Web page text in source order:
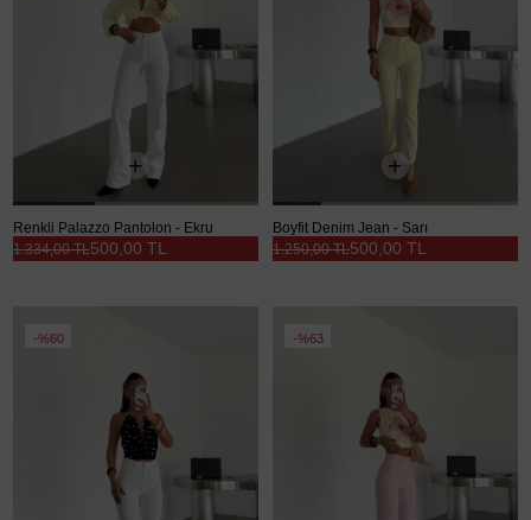
Renkli Palazzo Pantolon - Ekru
500,00 TL
1.334,00 TL
Boyfit Denim Jean - Sarı
500,00 TL
1.250,00 TL
%60 %63